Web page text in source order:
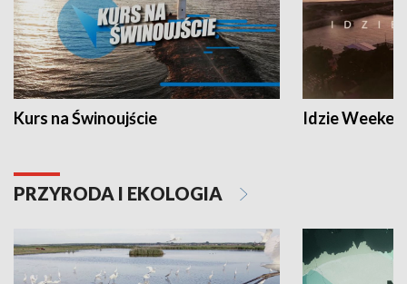
Kurs na Świnoujście Idzie
PRZYRODA I EKOLOGIA